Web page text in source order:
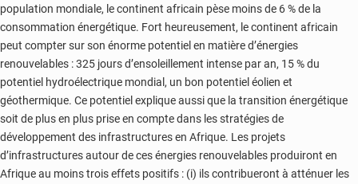
population mondiale, le continent africain pèse moins de 6 % de la
consommation énergétique. Fort heureusement, le continent africain
peut compter sur son énorme potentiel en matière d’énergies
renouvelables : 325 jours d’ensoleillement intense par an, 15 % du
potentiel hydroélectrique mondial, un bon potentiel éolien et
géothermique. Ce potentiel explique aussi que la transition énergétique
soit de plus en plus prise en compte dans les stratégies de
développement des infrastructures en Afrique. Les projets
d’infrastructures autour de ces énergies renouvelables produiront en
Afrique au moins trois effets positifs : (i) ils contribueront à atténuer les